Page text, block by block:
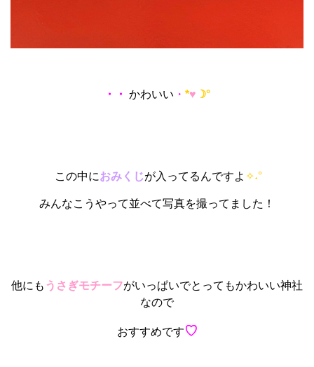
・・ かわいい ・ *♥ ☽°
この中におみくじが入ってるんですよ ✧˖°
みんなこうやって並べて写真を撮ってました！
他にも うさぎモチーフがいっぱいでとってもかわいい神社
なので
おすすめです♡